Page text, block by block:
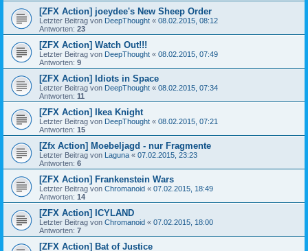
[ZFX Action] joeydee's New Sheep Order
Letzter Beitrag von DeepThought « 08.02.2015, 08:12
Antworten: 23
[ZFX Action] Watch Out!!!
Letzter Beitrag von DeepThought « 08.02.2015, 07:49
Antworten: 9
[ZFX Action] Idiots in Space
Letzter Beitrag von DeepThought « 08.02.2015, 07:34
Antworten: 11
[ZFX Action] Ikea Knight
Letzter Beitrag von DeepThought « 08.02.2015, 07:21
Antworten: 15
[Zfx Action] Moebeljagd - nur Fragmente
Letzter Beitrag von Laguna « 07.02.2015, 23:23
Antworten: 6
[ZFX Action] Frankenstein Wars
Letzter Beitrag von Chromanoid « 07.02.2015, 18:49
Antworten: 14
[ZFX Action] ICYLAND
Letzter Beitrag von Chromanoid « 07.02.2015, 18:00
Antworten: 7
[ZFX Action] Bat of Justice